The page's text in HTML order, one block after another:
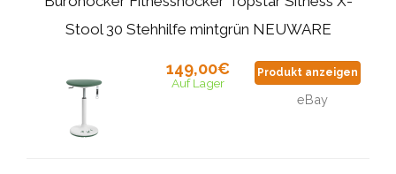
Stool 30 Stehhilfe mintgrün NEUWARE
149,00€
Auf Lager
Produkt anzeigen
eBay